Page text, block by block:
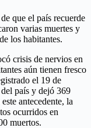
que el país recuerde
varias muertes y
los habitantes.
crisis de nervios en
aún tienen fresco
el 19 de
país y dejó 369
antecedente, la
ocurridos en
muertos.